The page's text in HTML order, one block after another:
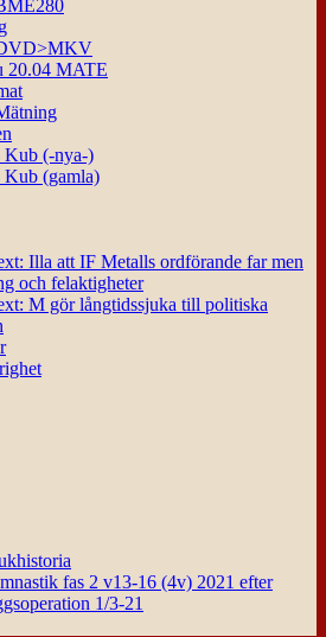
20.04 MATE
Kub (-nya-)
Kub (gamla)
Illa att IF Metalls ordförande far men
och felaktigheter
M gör långtidssjuka till politiska
fas 2 v13-16 (4v) 2021 efter
1/3-21